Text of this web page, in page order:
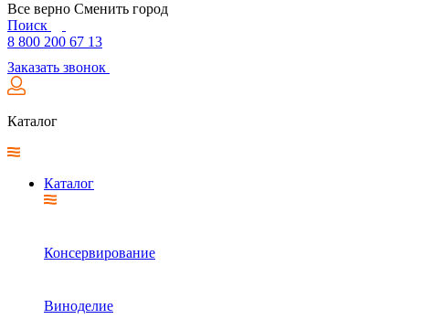
Все верно Сменить город
Поиск
8 800 200 67 13
Заказать звонок
Каталог
Каталог
Консервирование
Виноделие